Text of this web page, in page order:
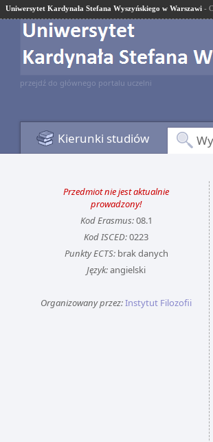
Uniwersytet Kardynała Stefana Wyszyńskiego w Warszawi -
przejdź do głównego portalu uczelni
Kierunki studiów
Przedmiot nie jest aktualnie
prowadzony!
Kod Erasmus:08.1
Kod ISCED:0223
Punkty ECTS:brak danych
Język:angielski
Organizowany przez:Instytut Filozofii